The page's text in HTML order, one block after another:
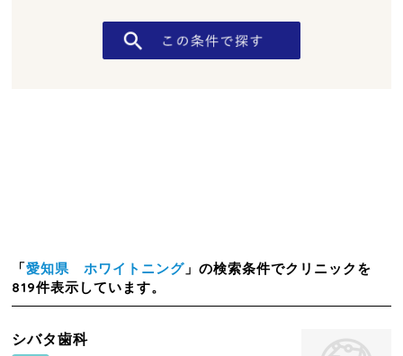
「愛知県 ホワイトニング 」の検索条件でクリニックを
819件表示しています。
シバタ歯科